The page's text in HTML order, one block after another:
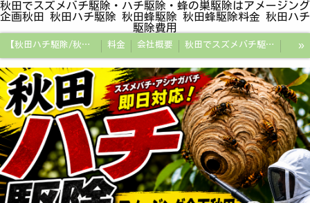
秋田でスズメバチ駆除・ハチ駆除・蜂の巣駆除はアメージング
企画秋田 秋田ハチ駆除 秋田蜂駆除 秋田蜂駆除料金 秋田ハチ
駆除費用
【秋田ハチ駆除/秋田蜂駆除/スズメバチの巣/ハチの巣専門プロ】 料金 会社概要 秋田でスズメバチ駆除・ハチ駆除・蜂の巣駆除はアメージング企画秋田
秋田県の蜂駆除料金・蜂の巣駆除の相場【全国平均と比較】 秋田探偵/秋田県浮気調査/秋田市万引きGメン
秋田便利屋アメージング企画秋田
»